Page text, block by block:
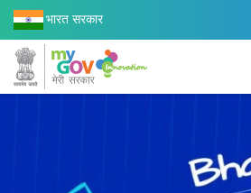
भारत सरकार